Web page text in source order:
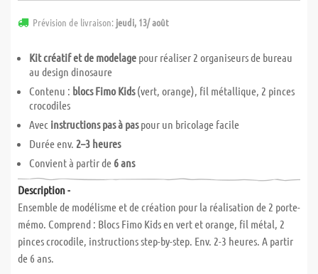
Prévision de livraison: jeudi, 13/ août
Kit créatif et de modelage pour réaliser 2 organiseurs de bureau
au design dinosaure
Contenu : blocs Fimo Kids(vert, orange), fil métallique, 2 pinces
crocodiles
Avec instructions pas à paspour un bricolage facile
Durée env. 2–3 heures
Convient à partir de 6 ans
Description -
Ensemble de modélisme et de création pour la réalisation de 2 porte-
mémo. Comprend : Blocs Fimo Kids en vert et orange, fil métal, 2
pinces crocodile, instructions step-by-step. Env. 2-3 heures. A partir
de 6 ans.